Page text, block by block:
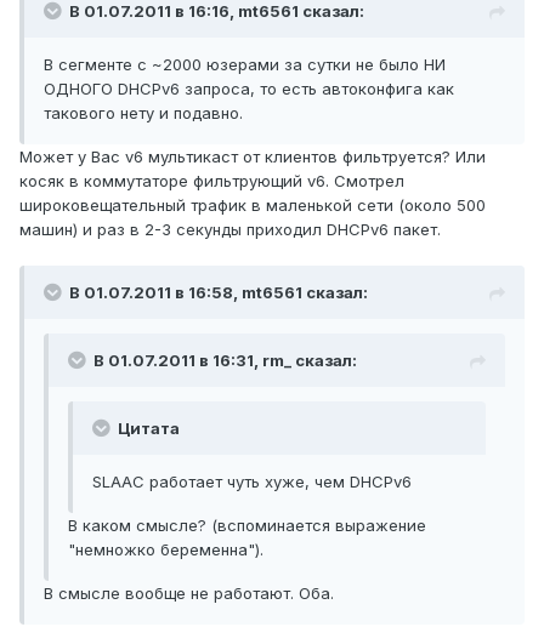
В 01.07.2011 в 16:16, mt6561 сказал:
В сегменте с ~2000 юзерами за сутки не было НИ
ОДНОГО DHCPv6 запроса, то есть автоконфига как
такового нету и подавно.
Может у Вас v6 мультикаст от клиентов фильтруется? Или
косяк в коммутаторе фильтрующий v6. Смотрел
широковещательный трафик в маленькой сети (около 500
машин) и раз в 2-3 секунды приходил DHCPv6 пакет.
В 01.07.2011 в 16:58, mt6561 сказал:
В 01.07.2011 в 16:31, rm_ сказал:
Цитата
SLAAC работает чуть хуже, чем DHCPv6
В каком смысле? (вспоминается выражение
"немножко беременна").
В смысле вообще не работают. Оба.